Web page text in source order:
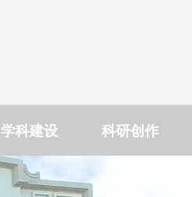
学科建设 科研创作